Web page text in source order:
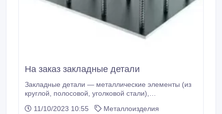
На заказ закладные детали
Закладные детали — металлические элементы (из
круглой, полосовой, уголковой стали),
до бетонирования для соединений сваркой сборных
11/10/2023 10:55
Металлоизделия